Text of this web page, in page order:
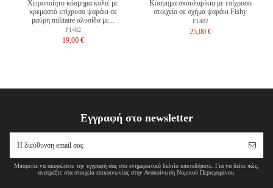
Χειροποίητο κόσμημα κολιέ με
κρεμαστό επίχρυσο ψαράκι σε
μαύρη militaire αλυσίδα με...
P1482
19,00 €
Κόσμημα σκουλαρίκια με επίχρυσο
στοιχείο σε σχήμα ψαράκι Fishy
E1482
25,00 €
Εγγραφή στο newsletter
Μπορείτε να ακυρώσετε την εγγραφή σας στο ενημερωτικό δελτίο οποτεδήποτε. Για να δείτε πώς,
ανατρέξτε στα στοιχεία επικοινωνίας στην Ανακοίνωση Νομικού Περιεχομένου.